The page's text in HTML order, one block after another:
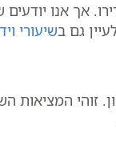
אך אנו
גם בשיעורי
זוהי